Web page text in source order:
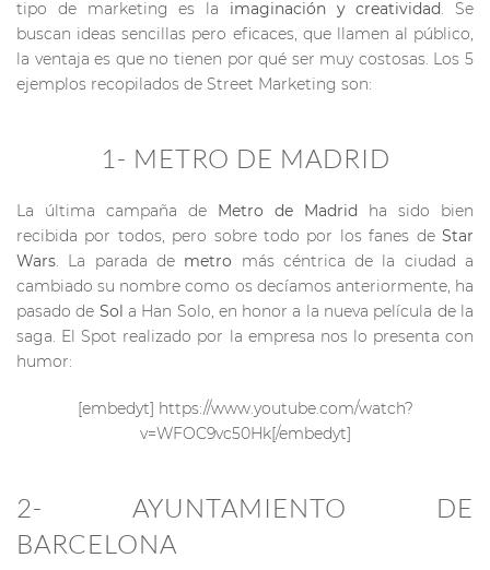
tipo de marketing es la imaginación y creatividad. Se
buscan ideas sencillas pero eficaces, que llamen al público,
la ventaja es que no tienen por qué ser muy costosas. Los 5
ejemplos recopilados de Street Marketing son:
1- METRO DE MADRID
La última campaña de Metro de Madrid ha sido bien
recibida por todos, pero sobre todo por los fanes de Star
Wars. La parada de metro más céntrica de la ciudad a
cambiado su nombre como os decíamos anteriormente, ha
pasado de Sol a Han Solo, en honor a la nueva película de la
saga. El Spot realizado por la empresa nos lo presenta con
humor:
[embedyt] https://www.youtube.com/watch?
v=WFOC9vc50Hk[/embedyt]
2- AYUNTAMIENTO DE
BARCELONA